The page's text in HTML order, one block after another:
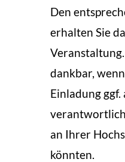
Den
erhalten Sie
dankbar,
Einladung ggf.
an Ihrer
könnten.